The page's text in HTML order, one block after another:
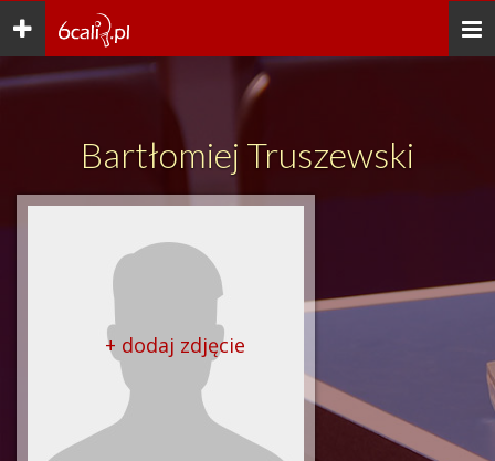
Toggle
navigation
Bartłomiej Truszewski
+ dodaj zdjęcie